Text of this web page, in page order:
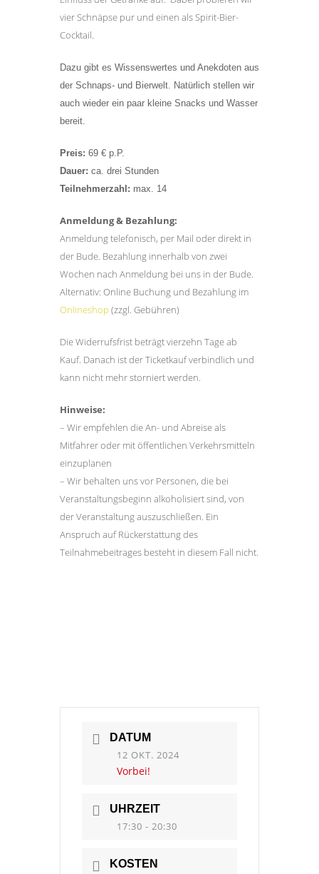
vier Schnäpse pur und einen als Spirit-Bier-
Cocktail.
Dazu gibt es Wissenswertes und Anekdoten aus
der Schnaps- und Bierwelt. Natürlich stellen wir
auch wieder ein paar kleine Snacks und Wasser
bereit.
Preis: 69 € p.P.
Dauer: ca. drei Stunden
Teilnehmerzahl: max. 14
Anmeldung & Bezahlung:
Anmeldung telefonisch, per Mail oder direkt in
der Bude. Bezahlung innerhalb von zwei
Wochen nach Anmeldung bei uns in der Bude.
Alternativ: Online Buchung und Bezahlung im
Onlineshop (zzgl. Gebühren)
Die Widerrufsfrist beträgt vierzehn Tage ab
Kauf. Danach ist der Ticketkauf verbindlich und
kann nicht mehr storniert werden.
Hinweise:
– Wir empfehlen die An- und Abreise als
Mitfahrer oder mit öffentlichen Verkehrsmitteln
einzuplanen
– Wir behalten uns vor Personen, die bei
Veranstaltungsbeginn alkoholisiert sind, von
der Veranstaltung auszuschließen. Ein
Anspruch auf Rückerstattung des
Teilnahmebeitrages besteht in diesem Fall nicht.
DATUM
12 OKT. 2024
Vorbei!
UHRZEIT
17:30 - 20:30
KOSTEN